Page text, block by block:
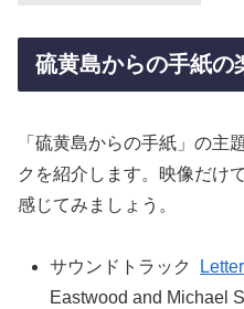
硫黄島からの手紙の
「硫黄島からの手紙」の主
クを紹介します。映像だけ
感じてみましょう。
サウンドトラック
Eastwood and Michael